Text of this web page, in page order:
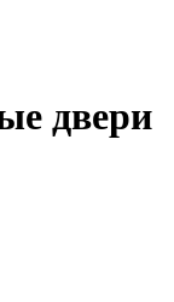
двери